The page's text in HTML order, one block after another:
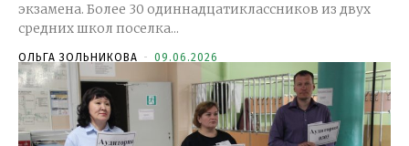
экзамена. Более 30 одиннадцатиклассников из двух
средних школ поселка...
ОЛЬГА ЗОЛЬНИКОВА - 09.06.2026